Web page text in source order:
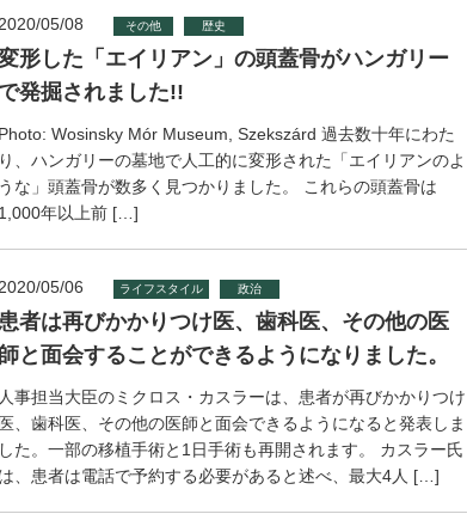
2020/05/08 その他 歴史
形した「エイリアン」の頭蓋骨がハンガリー
で発掘されました!!
Photo: Wosinsky Mór Museum, Szekszárd 過去数十年にわた
り、ハンガリーの墓地で人工的に変形された「エイリアンのよ
うな」頭蓋骨が数多く見つかりました。 これらの頭蓋骨は
1,000年以上前 […]
2020/05/06 ライフスタイル 政治
者は再びかかりつけ医、歯科医、その他の医
師と面会することができるようになりました。
人事担当大臣のミクロス・カスラーは、患者が再びかかりつけ
医、歯科医、その他の医師と面会できるようになると発表しま
した。一部の移植手術と1日手術も再開されます。 カスラー氏
は、患者は電話で予約する必要があると述べ、最大4人 […]